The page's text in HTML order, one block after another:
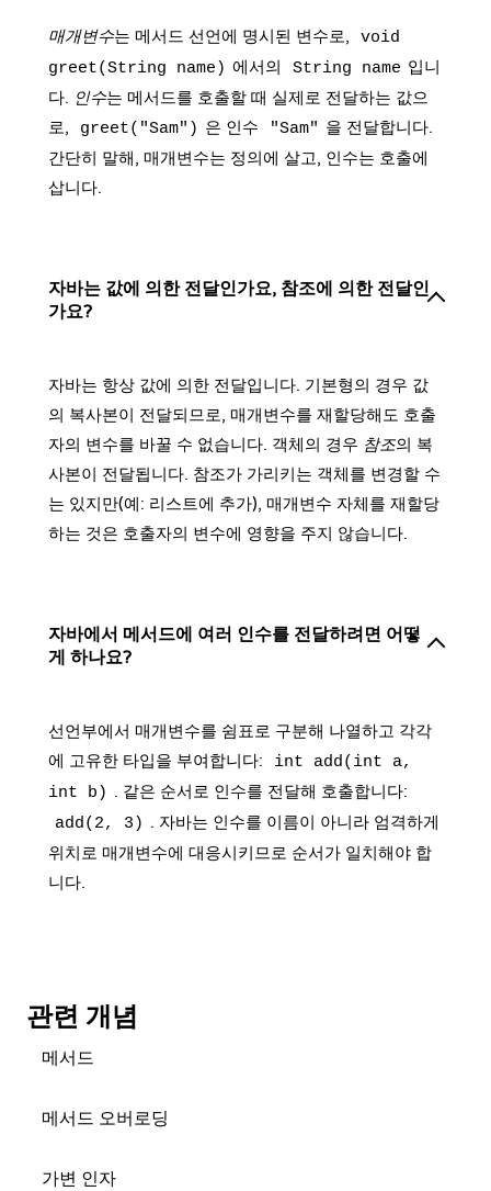
매개변수는 메서드 선언에 명시된 변수로,
void
greet(String name) 에서의 String name 입니
다. 인수는 메서드를 호출할 때 실제로 전달하는 값으
로,
greet("Sam") 은 인수 "Sam" 을 전달합니다.
간단히 말해, 매개변수는 정의에 살고, 인수는 호출에
삽니다.
자바는 값에 의한 전달인가요, 참조에 의한 전달인
가요?
자바는 항상 값에 의한 전달입니다. 기본형의 경우 값
의 복사본이 전달되므로, 매개변수를 재할당해도 호출
자의 변수를 바꿀 수 없습니다. 객체의 경우 참조의 복
사본이 전달됩니다. 참조가 가리키는 객체를 변경할 수
는 있지만(예: 리스트에 추가), 매개변수 자체를 재할당
하는 것은 호출자의 변수에 영향을 주지 않습니다.
자바에서 메서드에 여러 인수를 전달하려면 어떻
게 하나요?
선언부에서 매개변수를 쉼표로 구분해 나열하고 각각
에 고유한 타입을 부여합니다:
int add(int a,
int b) . 같은 순서로 인수를 전달해 호출합니다:
add(2, 3) . 자바는 인수를 이름이 아니라 엄격하게
위치로 매개변수에 대응시키므로 순서가 일치해야 합
니다.
관련 개념
메서드
메서드 오버로딩
가변 인자